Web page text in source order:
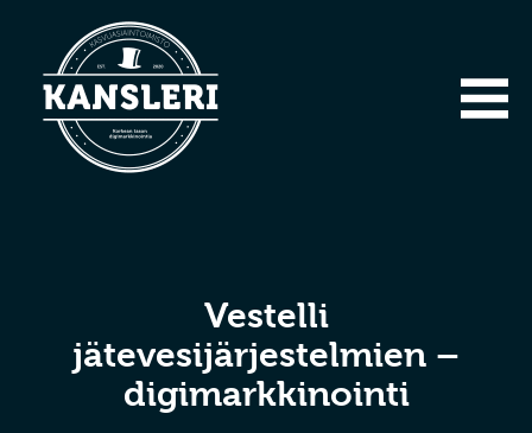
Vestelli
jätevesijärjestelmien –
digimarkkinointi